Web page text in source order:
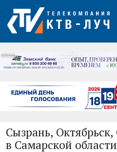
РЕКЛАМА
Сызрань,
в Самарской